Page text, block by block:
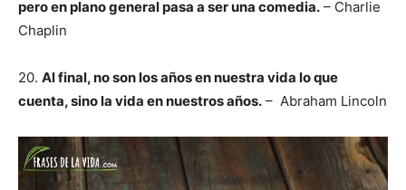
pero en plano general pasa a ser una comedia. – Charlie
Chaplin
20. Al final, no son los años en nuestra vida lo que
cuenta, sino la vida en nuestros años. – Abraham Lincoln